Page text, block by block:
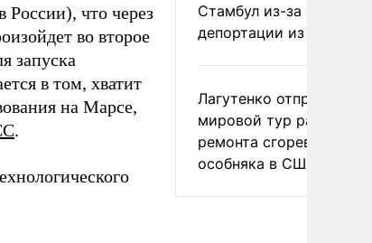
что через
во второе
запуска
в том, хватит
на Марсе,
.
Стамбул из-за угрозы
депортации из России
Лагутенко отправился в
мировой тур ради
ремонта сгоревшего
особняка в США